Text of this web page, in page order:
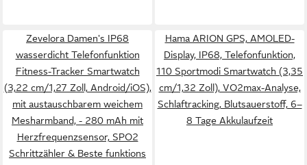
Zevelora Damen's IP68
wasserdicht Telefonfunktion
Fitness-Tracker Smartwatch
(3,22 cm/1,27 Zoll, Android/iOS),
mit austauschbarem weichem
Mesharmband, - 280 mAh mit
Herzfrequenzsensor, SPO2
Schrittzähler & Beste funktions
Hama ARION GPS, AMOLED-
Display, IP68, Telefonfunktion,
110 Sportmodi Smartwatch (3,35
cm/1,32 Zoll), VO2max-Analyse,
Schlaftracking, Blutsauerstoff, 6–
8 Tage Akkulaufzeit